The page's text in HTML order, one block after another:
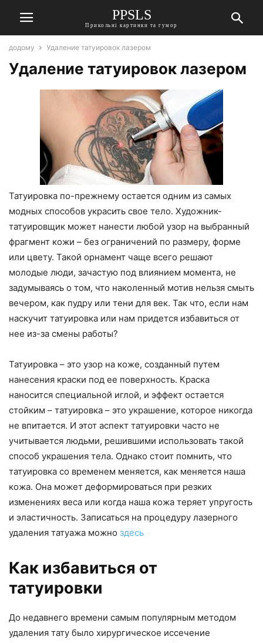
PPSLS
Прикольні картинки та гумор
додому Удаление татуировок лазером
Удаление татуировок лазером
Татуировка по-прежнему остается одним из самых
модных способов украсить свое тело. Художник-
татуировщик может нанести любой узор на выбранный
фрагмент кожи – без ограничений по размеру, форме
или цвету. Такой орнамент чаще всего решают
молодые люди, зачастую под влиянием момента, не
задумываясь о том, что наколенный мотив нельзя смыть
вечером, как пудру или тени для век. Так что, если нам
наскучит татуировка или нам придется избавиться от
нее из-за смены работы?
Татуировка – это узор на коже, созданный путем
нанесения краски под ее поверхность. Краска
наносится специальной иглой, и эффект остается
стойким – татуировка – это украшение, которое никогда
не впитается. И этот аспект татуировки часто не
учитывается людьми, решившими использовать такой
способ украшения тела. Однако стоит помнить, что
татуировка со временем меняется, как меняется наша
кожа. Она может деформироваться при резких
изменениях веса или когда наша кожа теряет упругость
и эластичность. Записаться на процедуру лазерного
удаления татуажа можно здесь
Как избавиться от
татуировки
До недавнего времени самым популярным методом
удаления тату было хирургическое иссечение